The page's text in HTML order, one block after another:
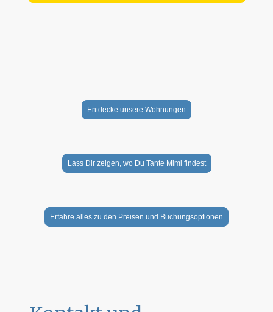
Entdecke unsere Wohnungen
Lass Dir zeigen, wo Du Tante Mimi findest
Erfahre alles zu den Preisen und Buchungsoptionen